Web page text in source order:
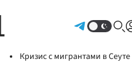
Кризис с мигрантами в Сеуте